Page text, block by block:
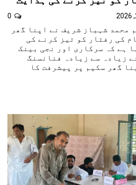
محمد شہباز شریف نے اپنا گھر
کی رفتار کو تیز کرنے کی
ہے کہ سرکاری اور نجی بینک
زیادہ سے زیادہ فنانسنگ
گھر سکیم پر پیشرفت کا